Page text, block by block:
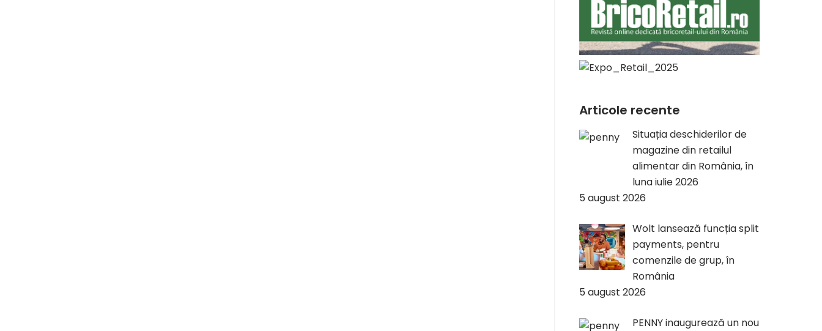
Articole recente
Situația deschiderilor de
magazine din retailul
alimentar din România, în
luna iulie 2026
5 august 2026
Wolt lansează funcția split
payments, pentru
comenzile de grup, în
România
5 august 2026
PENNY inaugurează un nou